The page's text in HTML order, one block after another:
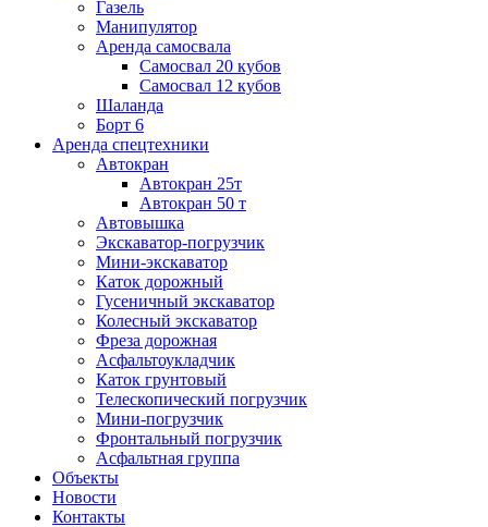
Газель
Манипулятор
Аренда самосвала
Самосвал 20 кубов
Самосвал 12 кубов
Шаланда
Борт 6
Аренда спецтехники
Автокран
Автокран 25т
Автокран 50 т
Автовышка
Экскаватор-погрузчик
Мини-экскаватор
Каток дорожный
Гусеничный экскаватор
Колесный экскаватор
Фреза дорожная
Асфальтоукладчик
Каток грунтовый
Телескопический погрузчик
Мини-погрузчик
Фронтальный погрузчик
Асфальтная группа
Объекты
Новости
Контакты